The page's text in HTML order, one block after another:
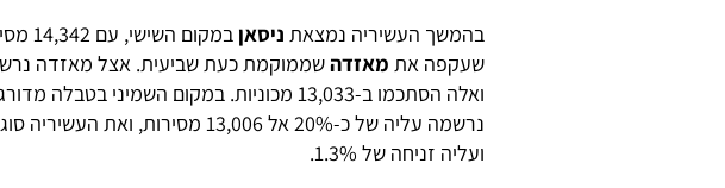
בהמשך העשיריה נמצאת ניסאן
שעקפה את מאזדה
ואלה הסתכמו ב-13,033 מכוניות. במקום השמיני בטבלה מדורגת
נרשמה עליה של כ-20% אל 13,006 מסירות, ואת העשיריה סוגרת
ועליה זניחה של 1.3%.